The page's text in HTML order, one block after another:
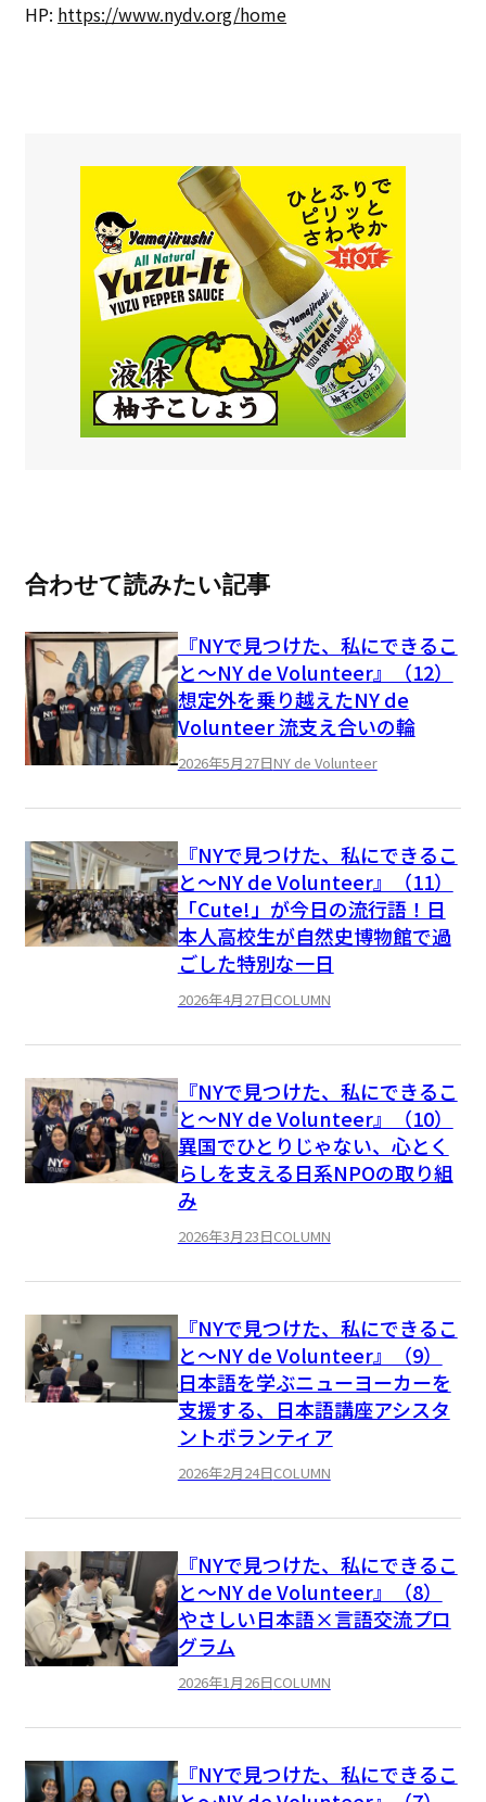
HP: https://www.nydv.org/home
合わせて読みたい記事
『NYで見つけた、私にできるこ
と〜NY de Volunteer』（12）
想定外を乗り越えたNY de
Volunteer 流支え合いの輪
2026年5月27日NY de Volunteer
『NYで見つけた、私にできるこ
と〜NY de Volunteer』（11）
「Cute!」が今日の流行語！日
本人高校生が自然史博物館で過
ごした特別な一日
2026年4月27日COLUMN
『NYで見つけた、私にできるこ
と〜NY de Volunteer』（10）
異国でひとりじゃない、心とく
らしを支える日系NPOの取り組
み
2026年3月23日COLUMN
『NYで見つけた、私にできるこ
と〜NY de Volunteer』（9）
日本語を学ぶニューヨーカーを
支援する、日本語講座アシスタ
ントボランティア
2026年2月24日COLUMN
『NYで見つけた、私にできるこ
と〜NY de Volunteer』（8）
やさしい日本語×言語交流プロ
グラム
2026年1月26日COLUMN
『NYで見つけた、私にできるこ